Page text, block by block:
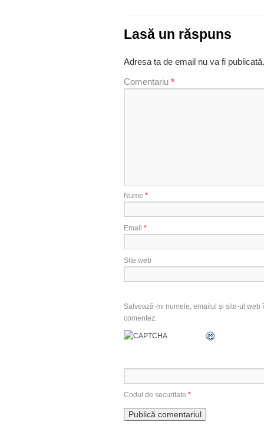
Lasă un răspuns
Adresa ta de email nu va fi publicată.
Comentariu *
Nume *
Email *
Site web
Salvează-mi numele, emailul și site-ul
comentez.
Codul de securitate *